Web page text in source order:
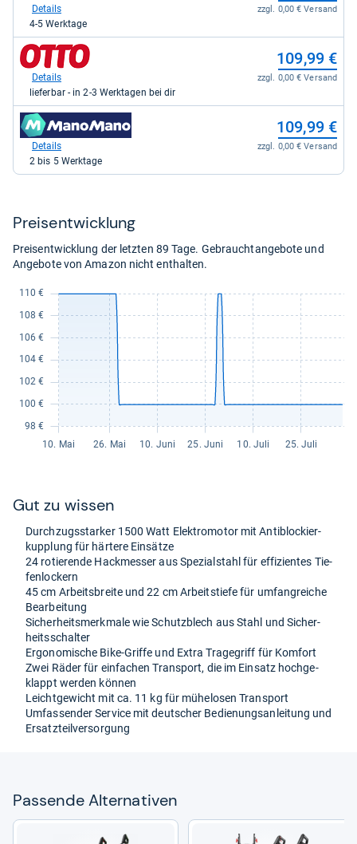
Kaufland
109,99
kaufen.
zzgl. 0,00 € Versand
Details
4-5 Werktage
zum
Shop:
Otto.de
109,99
kaufen.
109,99 €
zzgl. 0,00 € Versand
Details
lieferbar - in 2-3 Werktagen bei dir
zum
Shop:
Manomano
109,99 €
zzgl. 0,00 € Versand
Details
2 bis 5 Werktage
Preis­ent­wick­lung
Preisentwicklung der letzten 89 Tage. Gebrauchtangebote und
Angebote von Amazon nicht enthalten.
Gut zu wis­sen
Durch­zugs­star­ker 1500 Watt Elek­tro­mo­tor mit Anti­blo­ckier­
kupp­lung für här­tere Ein­sätze
24 rotie­rende Hack­mes­ser aus Spe­zi­al­stahl für effi­zi­en­tes Tie­
fen­lo­ckern
45 cm Arbeits­breite und 22 cm Arbeit­s­tiefe für umfang­rei­che
Bear­bei­tung
Sicher­heits­merk­male wie Schutz­blech aus Stahl und Sicher­
heits­schal­ter
Ergo­no­mi­sche Bike-​Griffe und Extra Tra­ge­griff für Kom­fort
Zwei Räder für ein­fa­chen Trans­port, die im Ein­satz hoch­ge­
klappt wer­den kön­nen
Leicht­ge­wicht mit ca. 11 kg für mühe­lo­sen Trans­port
Umfas­sen­der Ser­vice mit deut­scher Bedie­nungs­an­lei­tung und
Ersatz­teil­ver­sor­gung
Pas­sende Alter­na­ti­ven